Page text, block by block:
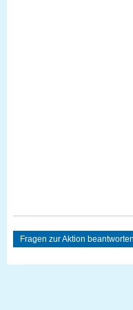
Fragen zur Aktion